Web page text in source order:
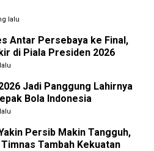
lalu
Antar Persebaya ke Final,
di Piala Presiden 2026
Jadi Panggung Lahirnya
Bola Indonesia
Persib Makin Tangguh,
Tambah Kekuatan